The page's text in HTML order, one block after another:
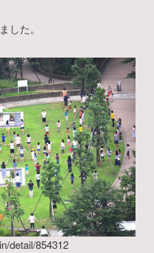
した。
detail/854312